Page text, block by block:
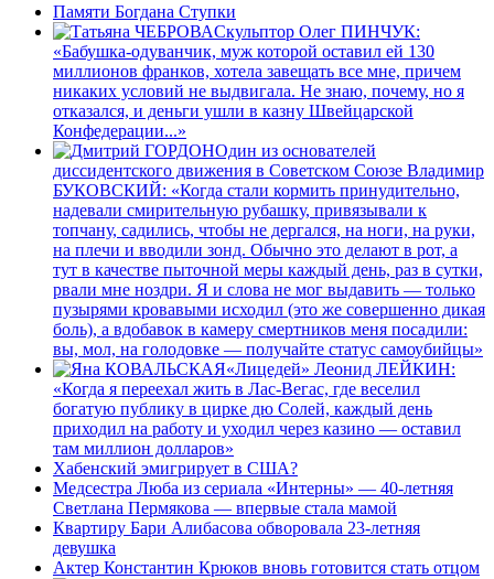
Памяти Богдана Ступки
Скульптор Олег ПИНЧУК:
«Бабушка-одуванчик, муж которой оставил ей 130
миллионов франков, хотела завещать все мне, причем
никаких условий не выдвигала. Не знаю, почему, но я
отказался, и деньги ушли в казну Швейцарской
Конфедерации...»
Один из основателей
диссидентского движения в Советском Союзе Владимир
БУКОВСКИЙ: «Когда стали кормить принудительно,
надевали смирительную рубашку, привязывали к
топчану, садились, чтобы не дергался, на ноги, на руки,
на плечи и вводили зонд. Обычно это делают в рот, а
тут в качестве пыточной меры каждый день, раз в сутки,
рвали мне ноздри. Я и слова не мог выдавить — только
пузырями кровавыми исходил (это же совершенно дикая
боль), а вдобавок в камеру смертников меня посадили:
вы, мол, на голодовке — получайте статус самоубийцы»
«Лицедей» Леонид ЛЕЙКИН:
«Когда я переехал жить в Лас-Вегас, где веселил
богатую публику в цирке дю Солей, каждый день
приходил на работу и уходил через казино — оставил
там миллион долларов»
Хабенский эмигрирует в США?
Медсестра Люба из сериала «Интерны» — 40-летняя
Светлана Пермякова — впервые стала мамой
Квартиру Бари Алибасова обворовала 23-летняя
девушка
Актер Константин Крюков вновь готовится стать отцом